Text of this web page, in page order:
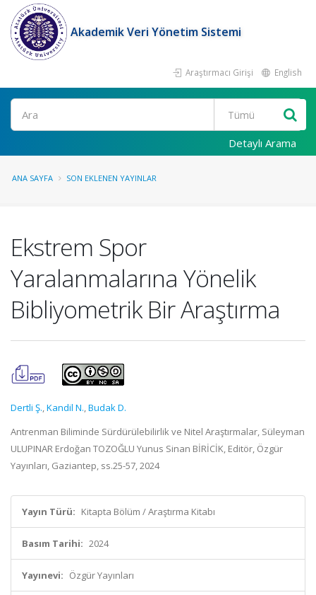
Akademik Veri Yönetim Sistemi
Araştırmacı Girişi English
Ara
Detaylı Arama
ANA SAYFA SON EKLENEN YAYINLAR
Ekstrem Spor
Yaralanmalarına Yönelik
Bibliyometrik Bir Araştırma
Dertli Ş.,Kandil N.,Budak D.
Antrenman Biliminde Sürdürülebilirlik ve Nitel Araştırmalar, Süleyman
ULUPINAR Erdoğan TOZOĞLU Yunus Sinan BİRİCİK, Editör, Özgür
Yayınları, Gaziantep, ss.25-57, 2024
Yayın Türü: Kitapta Bölüm / Araştırma Kitabı
Basım Tarihi: 2024
Yayınevi: Özgür Yayınları